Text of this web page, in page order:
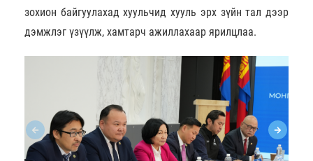
зохион байгуулахад хуульчид хууль эрх зүйн тал дээр
дэмжлэг үзүүлж, хамтарч ажиллахаар ярилцлаа.